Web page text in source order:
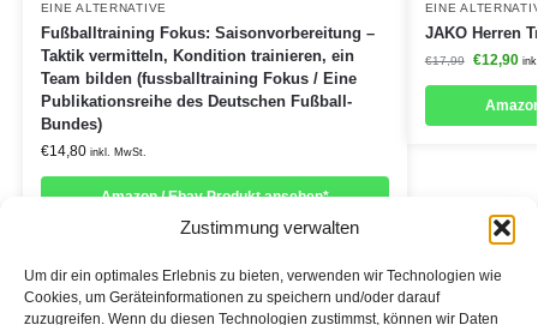
Zustimmung verwalten
Um dir ein optimales Erlebnis zu bieten, verwenden wir Technologien wie
Cookies, um Geräteinformationen zu speichern und/oder darauf
zuzugreifen. Wenn du diesen Technologien zustimmst, können wir Daten
EINE ALTERNATIVE
Fußballtraining Fokus: Saisonvorbereitung –
Taktik vermitteln, Kondition trainieren, ein
Team bilden (fussballtraining Fokus / Eine
Publikationsreihe des Deutschen Fußball-
Bundes)
€14,80 inkl. MwSt.
Amazon / Ebay Produkt ansehen*
EINE
JAKO Herren
€17,99 €12,90